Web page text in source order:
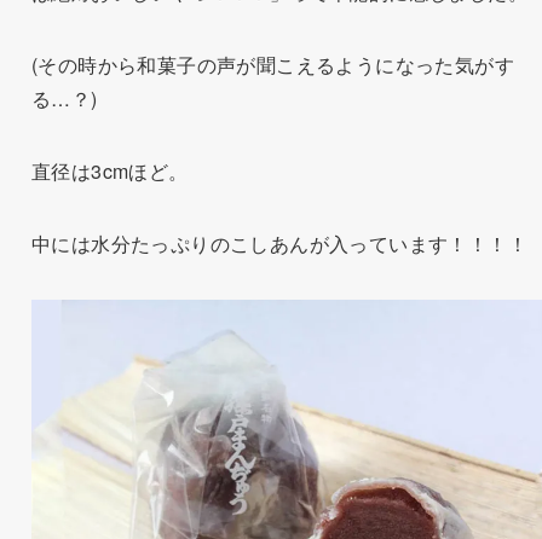
(その時から和菓子の声が聞こえるようになった気がす
る…？)
直径は3cmほど。
中には水分たっぷりのこしあんが入っています！！！！